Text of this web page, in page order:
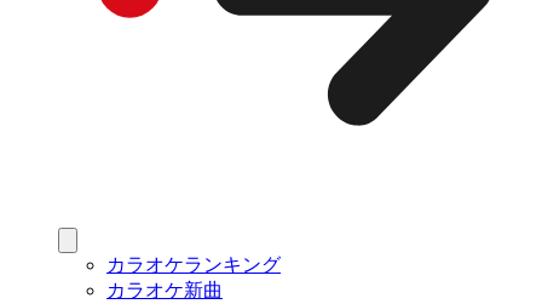
カラオケランキング
カラオケ新曲